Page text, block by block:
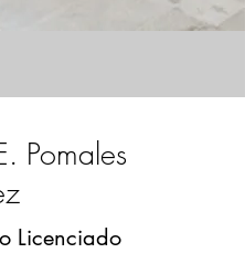
Pomales
Licenciado